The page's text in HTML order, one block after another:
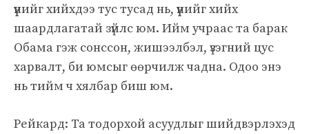
үүнийг хийхдээ тус тусад нь, үүнийг хийх
шаардлагатай зүйлс юм. Ийм учраас та барак
Обама гэж сонссон, жишээлбэл, үзэгний цус
харвалт, би юмсыг өөрчилж чадна. Одоо энэ
нь тийм ч хялбар биш юм.
Рейкард: Та тодорхой асуудлыг шийдвэрлэхэд